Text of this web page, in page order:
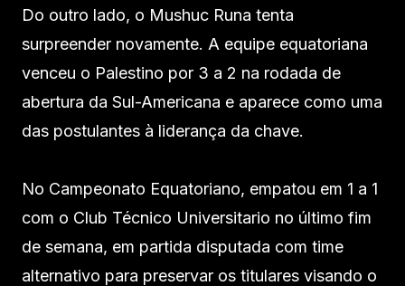
Do outro lado, o Mushuc Runa tenta
surpreender novamente. A equipe equatoriana
venceu o Palestino por 3 a 2 na rodada de
abertura da Sul-Americana e aparece como uma
das postulantes à liderança da chave.
No Campeonato Equatoriano, empatou em 1 a 1
com o Club Técnico Universitario no último fim
de semana, em partida disputada com time
alternativo para preservar os titulares visando o